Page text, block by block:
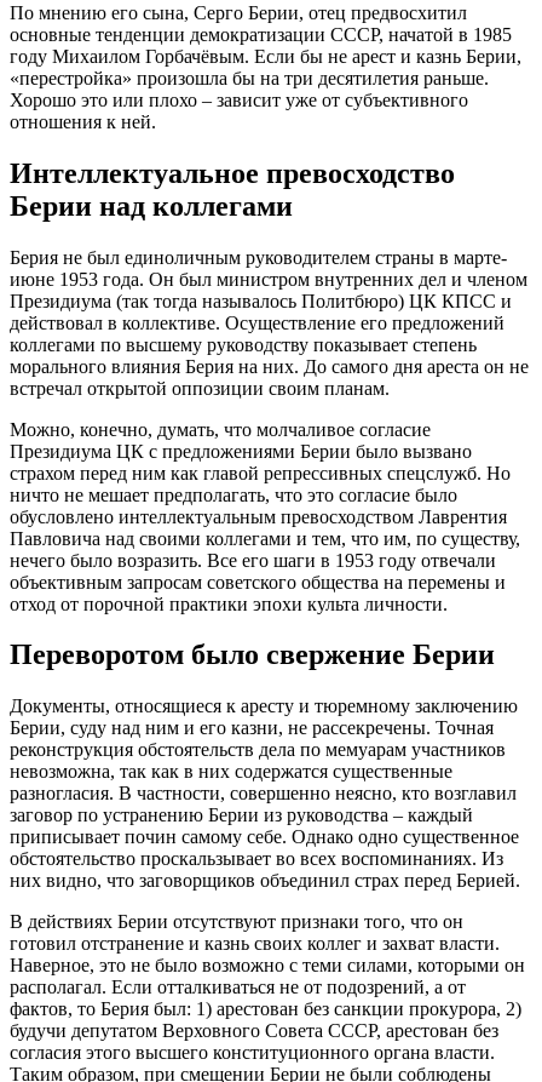
По мнению его сына, Серго Берии, отец предвосхитил
основные тенденции демократизации СССР, начатой в 1985
году Михаилом Горбачёвым. Если бы не арест и казнь Берии,
«перестройка» произошла бы на три десятилетия раньше.
Хорошо это или плохо – зависит уже от субъективного
отношения к ней.
Интеллектуальное превосходство
Берии над коллегами
Берия не был единоличным руководителем страны в марте-
июне 1953 года. Он был министром внутренних дел и членом
Президиума (так тогда называлось Политбюро) ЦК КПСС и
действовал в коллективе. Осуществление его предложений
коллегами по высшему руководству показывает степень
морального влияния Берия на них. До самого дня ареста он не
встречал открытой оппозиции своим планам.
Можно, конечно, думать, что молчаливое согласие
Президиума ЦК с предложениями Берии было вызвано
страхом перед ним как главой репрессивных спецслужб. Но
ничто не мешает предполагать, что это согласие было
обусловлено интеллектуальным превосходством Лаврентия
Павловича над своими коллегами и тем, что им, по существу,
нечего было возразить. Все его шаги в 1953 году отвечали
объективным запросам советского общества на перемены и
отход от порочной практики эпохи культа личности.
Переворотом было свержение Берии
Документы, относящиеся к аресту и тюремному заключению
Берии, суду над ним и его казни, не рассекречены. Точная
реконструкция обстоятельств дела по мемуарам участников
невозможна, так как в них содержатся существенные
разногласия. В частности, совершенно неясно, кто возглавил
заговор по устранению Берии из руководства – каждый
приписывает почин самому себе. Однако одно существенное
обстоятельство проскальзывает во всех воспоминаниях. Из
них видно, что заговорщиков объединил страх перед Берией.
В действиях Берии отсутствуют признаки того, что он
готовил отстранение и казнь своих коллег и захват власти.
Наверное, это не было возможно с теми силами, которыми он
располагал. Если отталкиваться не от подозрений, а от
фактов, то Берия был: 1) арестован без санкции прокурора, 2)
будучи депутатом Верховного Совета СССР, арестован без
согласия этого высшего конституционного органа власти.
Таким образом, при смещении Берии не были соблюдены